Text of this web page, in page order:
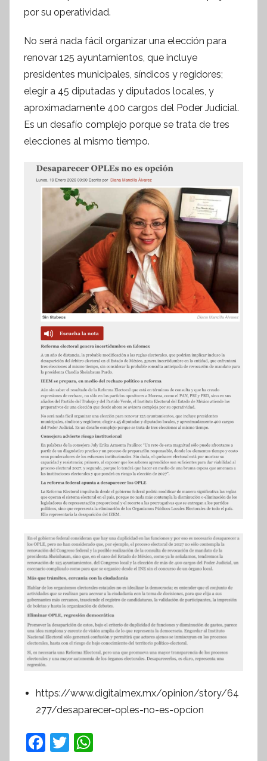
por su operatividad.
No será nada fácil organizar una elección para
renovar 125 ayuntamientos, que incluye
presidentes municipales, síndicos y regidores;
elegir a 45 diputadas y diputados locales, y
aproximadamente 400 cargos del Poder Judicial.
Es un desafío complejo porque se trata de tres
elecciones al mismo tiempo.
https://www.digitalmex.mx/opinion/story/64
277/desaparecer-oples-no-es-opcion
F
T